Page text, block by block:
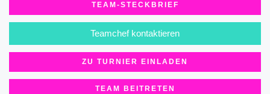
TEAM-STECKBRIEF
Teamchef kontaktieren
ZU TURNIER EINLADEN
TEAM BEITRETEN